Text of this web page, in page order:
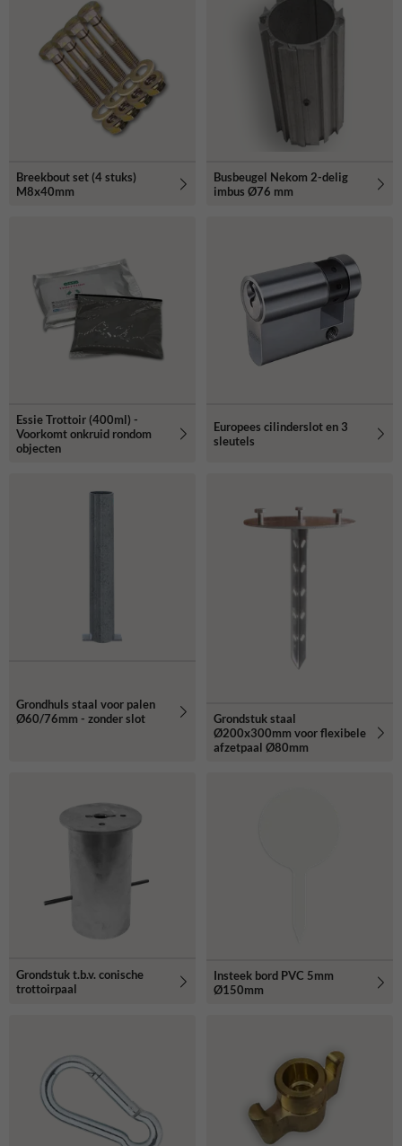
Breekbout set (4 stuks)
M8x40mm
Busbeugel Nekom 2-delig
imbus Ø76 mm
Essie Trottoir (400ml) -
Voorkomt onkruid rondom
objecten
Europees cilinderslot en 3
sleutels
Grondhuls staal voor palen
Ø60/76mm - zonder slot
Grondstuk staal
Ø200x300mm voor flexibele
afzetpaal Ø80mm
Grondstuk t.b.v. conische
trottoirpaal
Insteek bord PVC 5mm
Ø150mm